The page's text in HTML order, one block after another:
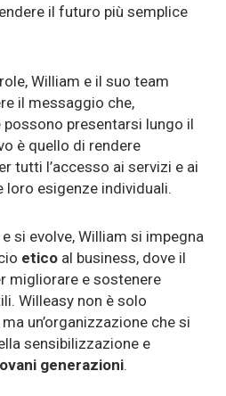
il futuro più semplice
William e il suo team
il messaggio che,
presentarsi lungo il
è quello di rendere
tutti l’accesso ai servizi e ai
esigenze individuali.
si evolve, William si impegna
etico al business, dove il
migliorare e sostenere
Willeasy non è solo
un’organizzazione che si
sensibilizzazione e
generazioni.